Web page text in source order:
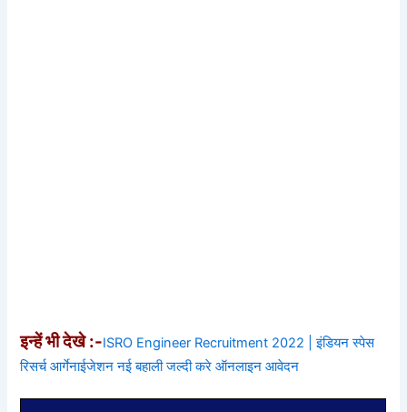
इन्हें भी देखे :-ISRO Engineer Recruitment 2022 | इंडियन स्पेस
रिसर्च आर्गेनाईजेशन नई बहाली जल्दी करे ऑनलाइन आवेदन